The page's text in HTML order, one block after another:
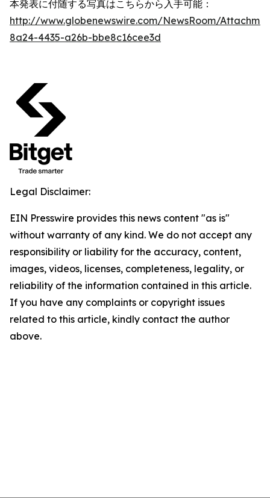
本発表に付随する写真はこちらから入手可能：
http://www.globenewswire.com/NewsRoom/
8a24-4435-a26b-bbe8c16cee3d
Legal Disclaimer:
EIN Presswire provides this news content "as is"
without warranty of any kind. We do not accept any
responsibility or liability for the accuracy, content,
images, videos, licenses, completeness, legality, or
reliability of the information contained in this article.
If you have any complaints or copyright issues
related to this article, kindly contact the author
above.